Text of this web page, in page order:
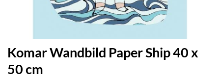
Komar Wandbild Paper Ship 40 x
50 cm